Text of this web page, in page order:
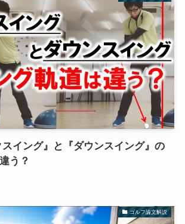
イング』と『ダウンスイング』の
う？
ゴルフ論文解説